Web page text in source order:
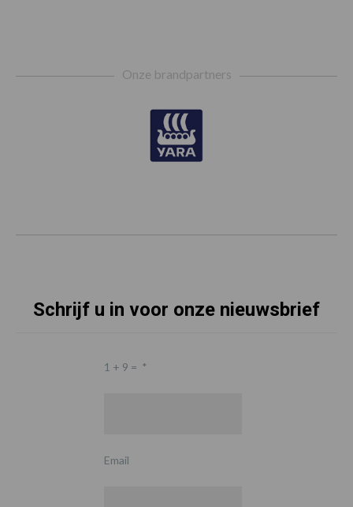
Onze brandpartners
Schrijf u in voor onze nieuwsbrief
1 + 9 = *
Email